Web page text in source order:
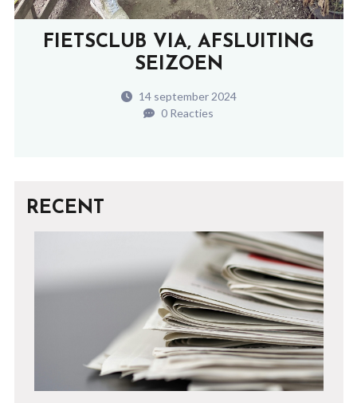
FIETSCLUB VIA, AFSLUITING
SEIZOEN
14 september 2024
0 Reacties
RECENT